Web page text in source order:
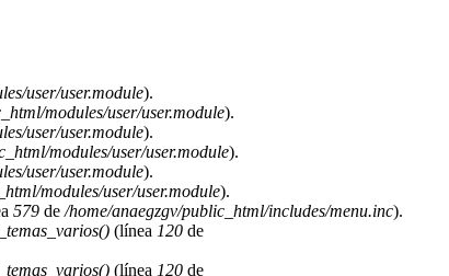
user/user.module).
modules/user/user.module).
user/user.module).
modules/user/user.module).
user/user.module).
modules/user/user.module).
579 de /home/anaegzgv/public_html/includes/menu.inc).
(línea 120de
(línea 120de